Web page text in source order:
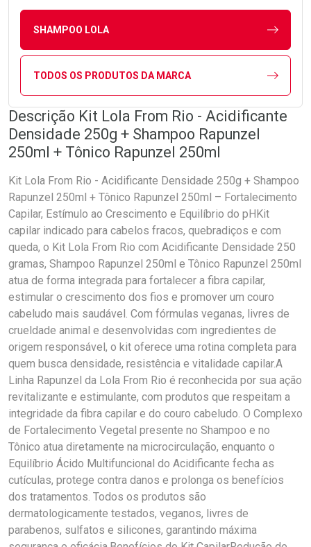
SHAMPOO LOLA
TODOS OS PRODUTOS DA MARCA
Descrição Kit Lola From Rio - Acidificante
Densidade 250g + Shampoo Rapunzel
250ml + Tônico Rapunzel 250ml
Kit Lola From Rio - Acidificante Densidade 250g + Shampoo
Rapunzel 250ml + Tônico Rapunzel 250ml – Fortalecimento
Capilar, Estímulo ao Crescimento e Equilíbrio do pHKit
capilar indicado para cabelos fracos, quebradiços e com
queda, o Kit Lola From Rio com Acidificante Densidade 250
gramas, Shampoo Rapunzel 250ml e Tônico Rapunzel 250ml
atua de forma integrada para fortalecer a fibra capilar,
estimular o crescimento dos fios e promover um couro
cabeludo mais saudável. Com fórmulas veganas, livres de
crueldade animal e desenvolvidas com ingredientes de
origem responsável, o kit oferece uma rotina completa para
quem busca densidade, resistência e vitalidade capilar.A
Linha Rapunzel da Lola From Rio é reconhecida por sua ação
revitalizante e estimulante, com produtos que respeitam a
integridade da fibra capilar e do couro cabeludo. O Complexo
de Fortalecimento Vegetal presente no Shampoo e no
Tônico atua diretamente na microcirculação, enquanto o
Equilíbrio Ácido Multifuncional do Acidificante fecha as
cutículas, protege contra danos e prolonga os benefícios
dos tratamentos. Todos os produtos são
dermatologicamente testados, veganos, livres de
parabenos, sulfatos e silicones, garantindo máxima